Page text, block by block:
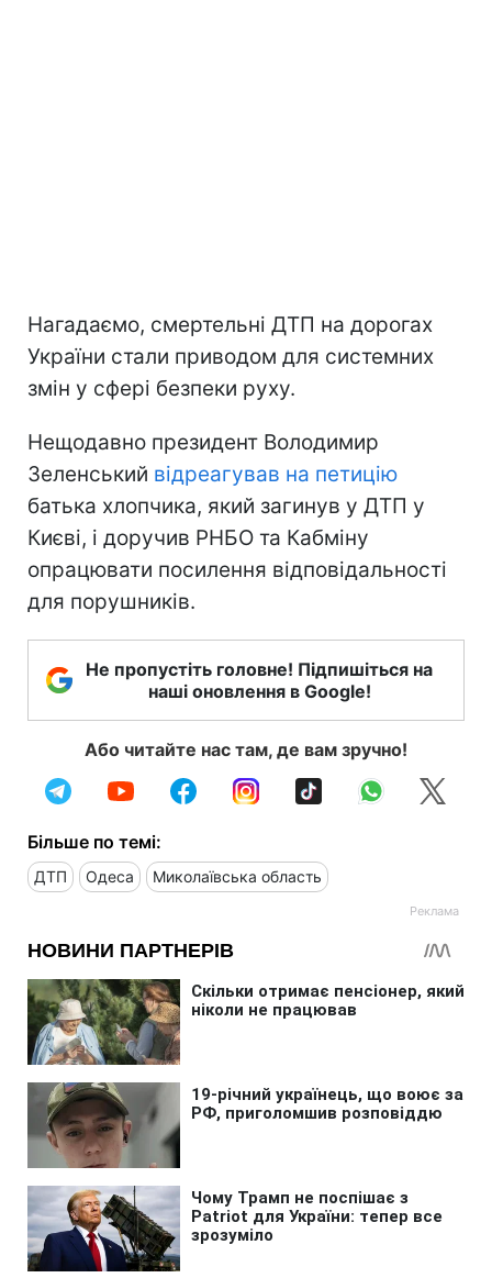
Нагадаємо, смертельні ДТП на дорогах
України стали приводом для системних
змін у сфері безпеки руху.
Нещодавно президент Володимир
Зеленський відреагував на петицію
батька хлопчика, який загинув у ДТП у
Києві, і доручив РНБО та Кабміну
опрацювати посилення відповідальності
для порушників.
Не пропустіть головне! Підпишіться на
наші оновлення в Google!
Або читайте нас там, де вам зручно!
Більше по темі:
ДТП Одеса Миколаївська область